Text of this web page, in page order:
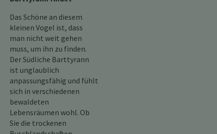
Das Schöne an diesem
kleinen Vogel ist, dass
man nicht weit gehen
muss, um ihn zu finden.
Der Südliche Barttyrann
ist unglaublich
anpassungsfähig und fühlt
sich in verschiedenen
bewaldeten
Lebensräumen wohl. Ob
Sie die trockenen